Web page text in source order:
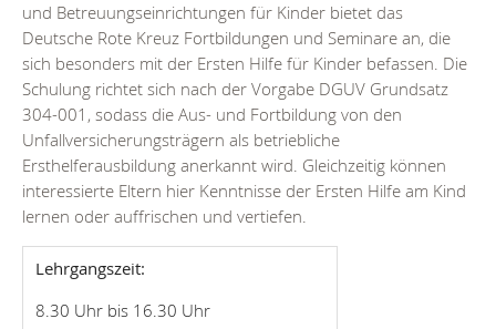
und Betreuungseinrichtungen für Kinder bietet das
Deutsche Rote Kreuz Fortbildungen und Seminare an, die
sich besonders mit der Ersten Hilfe für Kinder befassen. Die
Schulung richtet sich nach der Vorgabe DGUV Grundsatz
304-001, sodass die Aus- und Fortbildung von den
Unfallversicherungsträgern als betriebliche
Ersthelferausbildung anerkannt wird. Gleichzeitig können
interessierte Eltern hier Kenntnisse der Ersten Hilfe am Kind
lernen oder auffrischen und vertiefen.
Lehrgangszeit:
8.30 Uhr bis 16.30 Uhr